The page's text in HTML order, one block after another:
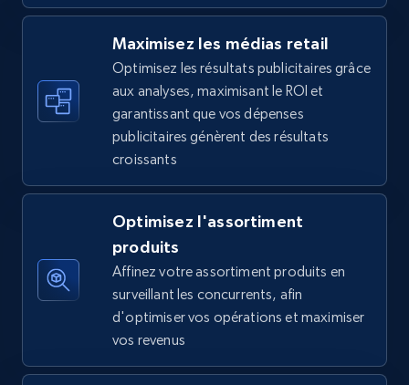
Walmart - products - Find new products by
using specific category URL
URL, Final price, Sku, Currency, Gtin,
Specifications, Image urls, Top reviews, and
875+ Commencer
Walmart - products - Collects products by
Specifications, Image urls, Top reviews, and
Maximisez les médias retail
Optimisez les résultats publicitaires grâce
aux analyses, maximisant le ROI et
garantissant que vos dépenses
publicitaires génèrent des résultats
croissants
Optimisez l'assortiment
produits
Affinez votre assortiment produits en
surveillant les concurrents, afin
d'optimiser vos opérations et maximiser
vos revenus